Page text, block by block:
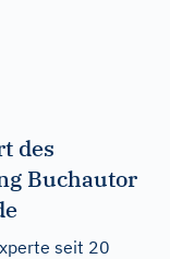
des
Buchautor
seit 20